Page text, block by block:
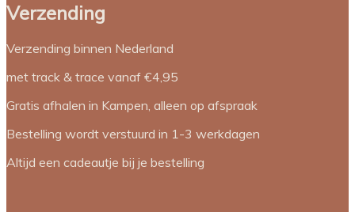
Verzending
Verzending binnen Nederland
met track & trace vanaf €4,95
Gratis afhalen in Kampen, alleen op afspraak
Bestelling wordt verstuurd in 1-3 werkdagen
Altijd een cadeautje bij je bestelling